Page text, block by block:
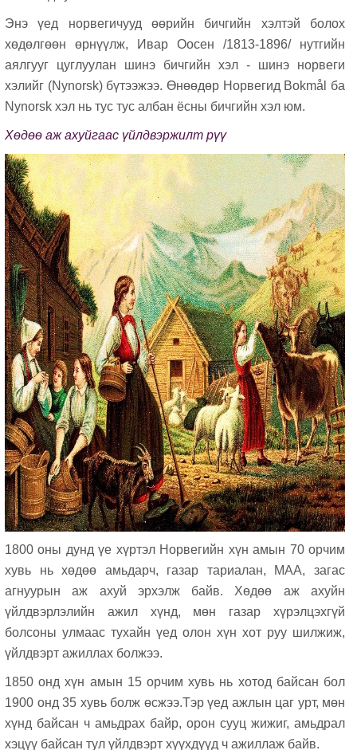
Энэ үед норвегичууд өөрийн бичгийн хэлтэй болох
хөдөлгөөн өрнүүлж, Ивар Оoсен /1813-1896/ нутгийн
аялгууг цуглуулан шинэ бичгийн хэл - шинэ норвеги
хэлийг (Nynorsk) бүтээжээ. Өнөөдөр Норвегид Bokmål ба
Nynorsk хэл нь тус тус албан ёсны бичгийн хэл юм.
Хөдөө аж ахуйгаас үйлдвэржилт рүү
1800 оны дунд үе хүртэл Норвегийн хүн амын 70 орчим
хувь нь хөдөө амьдарч, газар тариалан, МАА, загас
агнуурын аж ахуй эрхэлж байв. Хөдөө аж ахуйн
үйлдвэрлэлийн ажил хүнд, мөн газар хүрэлцэхгүй
болсоны улмаас тухайн үед олон хүн хот руу шилжиж,
үйлдвэрт ажиллах болжээ.
1850 онд хүн амын 15 орчим хувь нь хотод байсан бол
1900 онд 35 xувь болж өсжээ.Тэр үед ажлын цаг урт, мөн
хүнд байсан ч амьдрах байр, орон сууц жижиг, амьдрал
хэцүү байсан тул үйлдвэрт хүүхдүүд ч ажиллаж байв.